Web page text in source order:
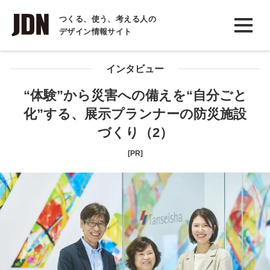
つくる、使う、考える人の
デザイン情報サイト
INTERVIEW
インタビュー
REPORT
COLUMN
インタビュー
“体験”から災害への備えを“自分ごと
化”する、展示プランナーの防災施設
づくり（2）
[PR]